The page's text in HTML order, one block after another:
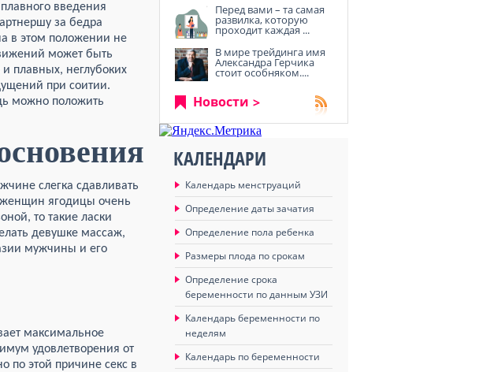
введения
за бедра
в этом положении не
может быть
плавных, неглубоких
при соитии.
можно положить
слегка сдавливать
ягодицы очень
то такие ласки
девушке массаж,
мужчины и его
максимальное
удовлетворения от
по этой причине секс в
Перед вами – та самая
развилка, которую
проходит каждая ...
В мире трейдинга имя
Александра Герчика
стоит особняком....
Новости
КАЛЕНДАРИ
Календарь менструаций
Определение даты зачатия
Определение пола ребенка
Размеры плода по срокам
Определение срока
беременности по данным УЗИ
Календарь беременности по
неделям
Календарь по беременности